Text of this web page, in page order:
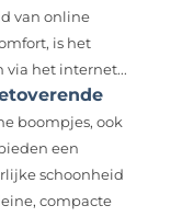
van online
is het
via het internet...
boompjes, ook
een
schoonheid
compacte